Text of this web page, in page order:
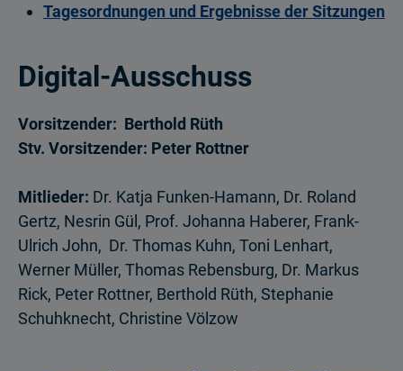
Tagesordnungen und Ergebnisse der Sitzungen
Digital-Ausschuss
Vorsitzender: Berthold Rüth
Stv. Vorsitzender: Peter Rottner
Mitlieder: Dr. Katja Funken-Hamann, Dr. Roland
Gertz, Nesrin Gül, Prof. Johanna Haberer, Frank-
Ulrich John, Dr. Thomas Kuhn, Toni Lenhart,
Werner Müller, Thomas Rebensburg, Dr. Markus
Rick, Peter Rottner, Berthold Rüth, Stephanie
Schuhknecht, Christine Völzow